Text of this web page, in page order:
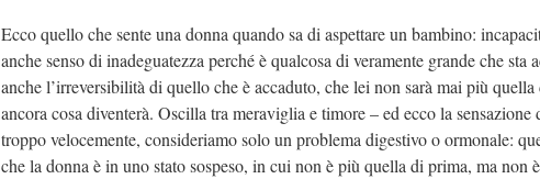
Ecco quello che sente una donna quando sa di aspettare un bambino:
anche senso di inadeguatezza perché è qualcosa di veramente grande che sta
anche l’irreversibilità di quello che è accaduto, che lei non sarà mai più
ancora cosa diventerà. Oscilla tra meraviglia e timore – ed ecco la sensazione
troppo velocemente, consideriamo solo un problema digestivo o ormonale:
che la donna è in uno stato sospeso, in cui non è più quella di prima, ma non